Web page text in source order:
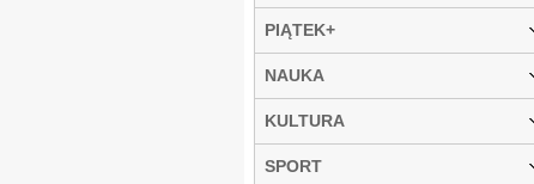
PIĄTEK+
NAUKA
KULTURA
SPORT